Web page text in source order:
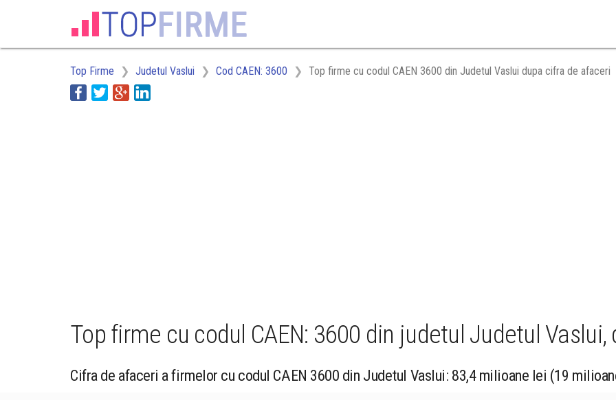
Top Firme Judetul Vaslui Cod CAEN: 3600 Top firme cu codul CAEN 3600 din Judetul Vaslui dupa cifra de afaceri
Top firme cu codul CAEN: 3600 din judetul Judetul
Cifra de afaceri a firmelor cu codul CAEN 3600 din Judetul Vaslui: 83,4 milioane lei (19